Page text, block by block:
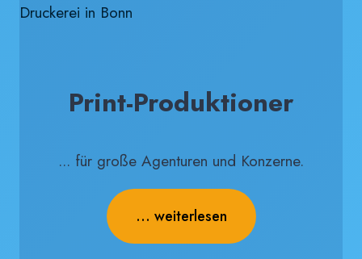
Print-Produktioner
... für große Agenturen und Konzerne.
... weiterlesen